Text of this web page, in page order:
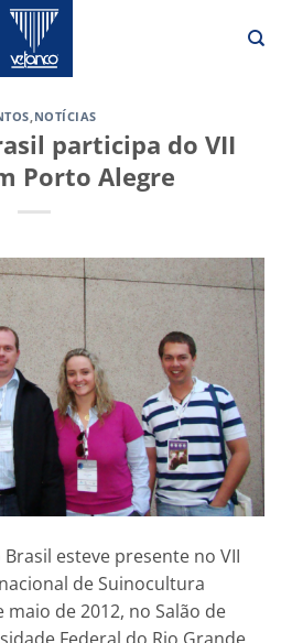
,NOTÍCIAS
participa do VII
Porto Alegre
esteve presente no VII
de Suinocultura
de 2012, no Salão de